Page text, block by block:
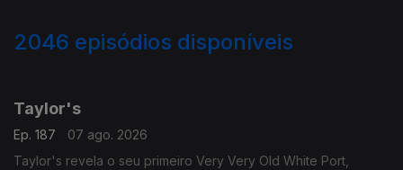
2046 episódios disponíveis
Taylor's
Ep. 187
07 ago. 2026
Taylor's revela o seu primeiro Very Very Old White Port,